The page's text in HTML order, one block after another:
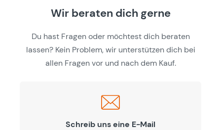
Wir beraten dich gerne
Du hast Fragen oder möchtest dich beraten
lassen? Kein Problem, wir unterstützen dich bei
allen Fragen vor und nach dem Kauf.
Schreib uns eine E-Mail